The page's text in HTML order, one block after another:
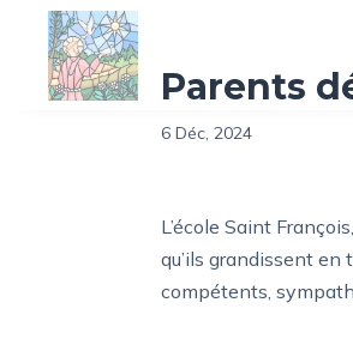
Parents
6 Déc, 2024
L’école Saint
qu’ils grandissent en
compétents,